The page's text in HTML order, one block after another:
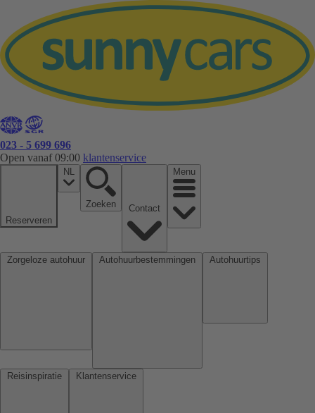
023 - 5 699 696
Open vanaf 09:00 klantenservice
Reserveren
NL
Zoeken
Menu